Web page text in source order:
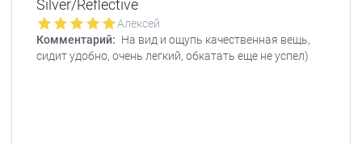
Silver/Reflective
Алексей
Комментарий:
сидит удобно, очень легкий, обкатать еще не успел)